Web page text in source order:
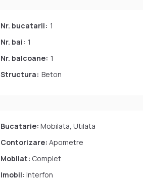
Nr. bucatarii: 1
Nr. bai: 1
Nr. balcoane: 1
Structura: Beton
Bucatarie: Mobilata, Utilata
Contorizare: Apometre
Mobilat: Complet
Imobil: Interfon